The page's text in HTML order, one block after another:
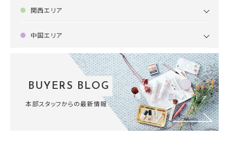
関西エリア
中国エリア
BUYERS BLOG
本部スタッフからの最新情報